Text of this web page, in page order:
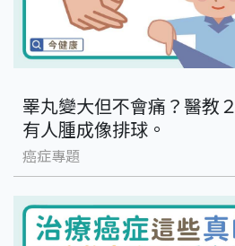
睪丸變大但不會痛？醫教
有人腫成像排球。
癌症專題